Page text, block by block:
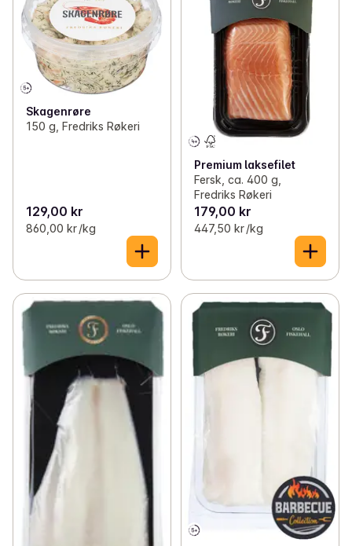
Skagenrøre
150 g, Fredriks Røkeri
129,00 kr
860,00 kr /kg
Premium laksefilet
Fersk, ca. 400 g,
Fredriks Røkeri
179,00 kr
447,50 kr /kg